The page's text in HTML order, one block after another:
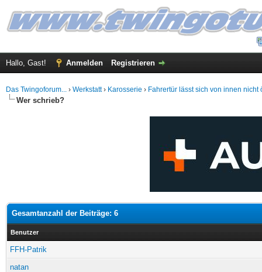
Hallo, Gast! Anmelden Registrieren
Das Twingoforum... › Werkstatt› Karosserie › Fahrertür lässt sich von innen nicht
Wer schrieb?
Gesamtanzahl der Beiträge: 6
Benutzer
FFH-Patrik
natan